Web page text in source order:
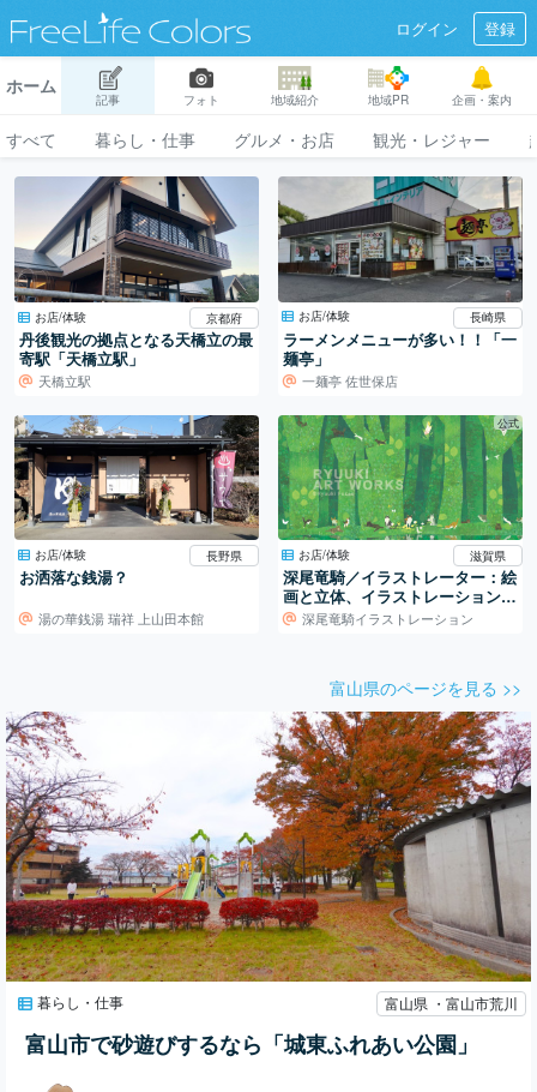
ログイン 登録
ホーム
記事 フォト 地域紹介 地域PR 企画・案内
すべて 暮らし・仕事 グルメ・お店 観光・レジャー
お店/体験 京都府
丹後観光の拠点となる天橋立の最
寄駅「天橋立駅」
天橋立駅
お店/体験 長崎県
ラーメンメニューが多い！！「一
麺亭」
一麺亭 佐世保店
お店/体験 長野県
お洒落な銭湯？
湯の華銭湯 瑞祥 上山田本館
公式
お店/体験 滋賀県
深尾竜騎／イラストレーター：絵
画と立体、イラストレーションの
世界深尾竜騎イラストレーション
富山県のページを見る >>
暮らし・仕事 富山県 ・富山市荒川
富山市で砂遊びするなら「城東ふれあい公園」